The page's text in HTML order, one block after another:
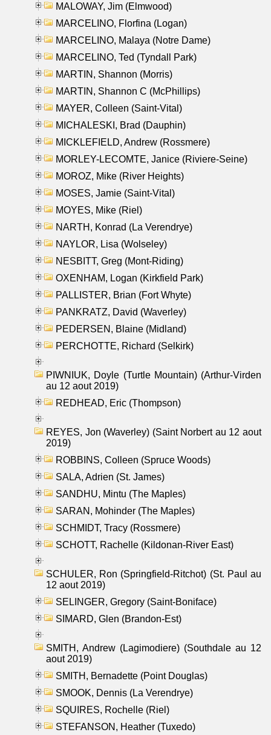
MALOWAY, Jim (Elmwood)
MARCELINO, Florfina (Logan)
MARCELINO, Malaya (Notre Dame)
MARCELINO, Ted (Tyndall Park)
MARTIN, Shannon (Morris)
MARTIN, Shannon C (McPhillips)
MAYER, Colleen (Saint-Vital)
MICHALESKI, Brad (Dauphin)
MICKLEFIELD, Andrew (Rossmere)
MORLEY-LECOMTE, Janice (Riviere-Seine)
MOROZ, Mike (River Heights)
MOSES, Jamie (Saint-Vital)
MOYES, Mike (Riel)
NARTH, Konrad (La Verendrye)
NAYLOR, Lisa (Wolseley)
NESBITT, Greg (Mont-Riding)
OXENHAM, Logan (Kirkfield Park)
PALLISTER, Brian (Fort Whyte)
PANKRATZ, David (Waverley)
PEDERSEN, Blaine (Midland)
PERCHOTTE, Richard (Selkirk)
PIWNIUK, Doyle (Turtle Mountain) (Arthur-Virden
au 12 aout 2019)
REDHEAD, Eric (Thompson)
REYES, Jon (Waverley) (Saint Norbert au 12 aout
2019)
ROBBINS, Colleen (Spruce Woods)
SALA, Adrien (St. James)
SANDHU, Mintu (The Maples)
SARAN, Mohinder (The Maples)
SCHMIDT, Tracy (Rossmere)
SCHOTT, Rachelle (Kildonan-River East)
SCHULER, Ron (Springfield-Ritchot) (St. Paul au
12 aout 2019)
SELINGER, Gregory (Saint-Boniface)
SIMARD, Glen (Brandon-Est)
SMITH, Andrew (Lagimodiere) (Southdale au 12
aout 2019)
SMITH, Bernadette (Point Douglas)
SMOOK, Dennis (La Verendrye)
SQUIRES, Rochelle (Riel)
STEFANSON, Heather (Tuxedo)